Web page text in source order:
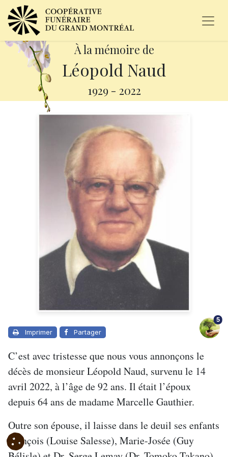
À la mémoire de
Léopold Naud
1929 - 2022
Imprimer Partager
5
C’est avec tristesse que nous vous annonçons le
décès de monsieur Léopold Naud, survenu le 14
avril 2022, à l’âge de 92 ans. Il était l’époux
depuis 64 ans de madame Marcelle Gauthier.
Outre son épouse, il laisse dans le deuil ses enfants
François (Louise Salesse), Marie-Josée (Guy